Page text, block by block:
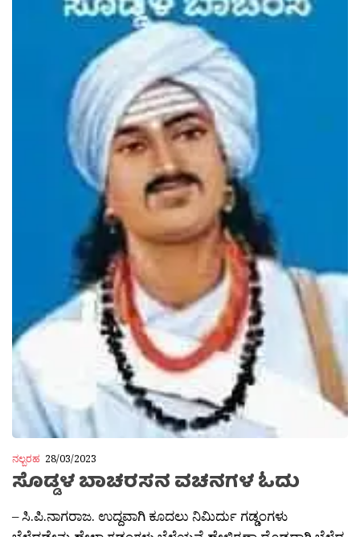
ನಲ್ಬರಹ 28/03/2023
ಸೊಡ್ಡಳ ಬಾಚರಸನ ವಚನಗಳ ಓದು
– ಸಿ.ಪಿ.ನಾಗರಾಜ. ಉದ್ದವಾಗಿ ಕೂದಲು ನಿಮಿರ್ದು ಗಡ್ಡಂಗಳು